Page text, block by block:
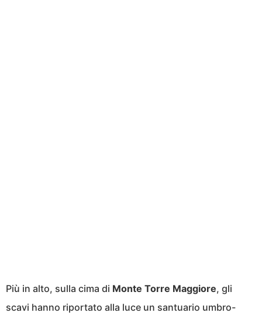
Più in alto, sulla cima di Monte Torre Maggiore, gli
scavi hanno riportato alla luce un santuario umbro-